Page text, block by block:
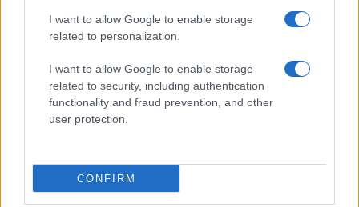
I want to allow Google to enable storage
related to personalization.
I want to allow Google to enable storage
related to security, including authentication
functionality and fraud prevention, and other
user protection.
CONFIRM
280.000 Ft (új)